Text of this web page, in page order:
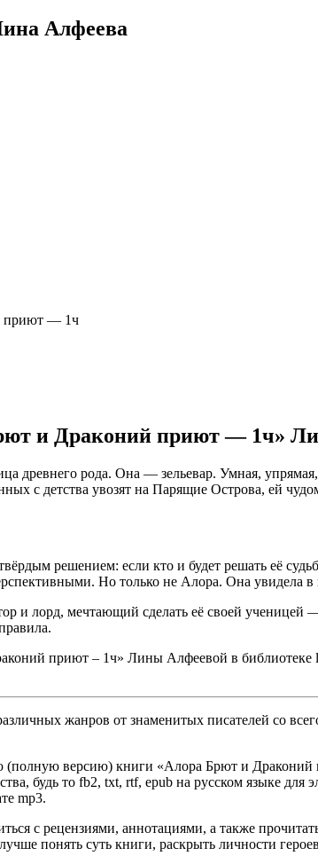
Алфеева
приют — 1ч
и Драконий приют — 1ч»
древнего рода. Она — зельевар. Умная,
с детства увозят на Парящие Острова, ей
решением: если кто и будет решать её
Но только не Алора. Она увидела в
и лорд, мечтающий сделать её своей ученицей
приют – 1ч» Лины Алфеевой в
жанров от знаменитых писателей со
(полную версию) книги «Алора Брют и
будь то fb2, txt, rtf, epub на русском языке
mp3.
с рецензиями, аннотациями, а также
понять суть книги, раскрыть личности